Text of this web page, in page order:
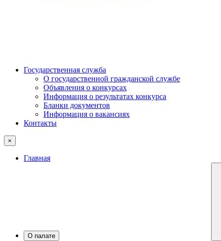
Государственная служба
О государственной гражданской службе
Объявления о конкурсах
Информация о результатах конкурса
Бланки документов
Информация о вакансиях
Контакты
×
Главная
О палате